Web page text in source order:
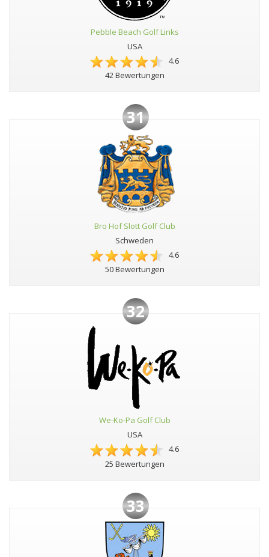
Pebble Beach Golf Links
USA
4.6
42 Bewertungen
31
Bro Hof Slott Golf Club
Schweden
4.6
50 Bewertungen
32
We-Ko-Pa Golf Club
USA
4.6
25 Bewertungen
33